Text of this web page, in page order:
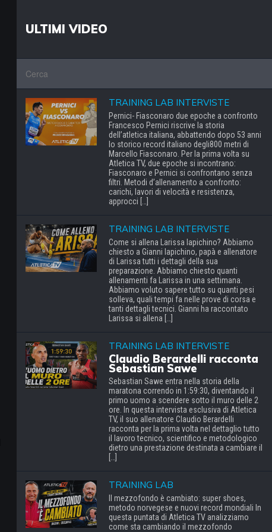
ULTIMI VIDEO
TRAINING LAB INTERVISTE
Pernici- Fiasconaro due epoche a confronto
Francesco Pernici riscrive la storia
dell’atletica italiana, abbattendo dopo 53 anni
lo storico record italiano degli800 metri di
Marcello Fiasconaro. Per la prima volta su
Atletica TV, due epoche si incontrano:
Fiasconaro e Pernici si confrontano senza
filtri. Metodi d’allenamento a confronto:
carichi, lavori di velocità e resistenza,
approcci […]
TRAINING LAB INTERVISTE
Come si allena Larissa Iapichino? Abbiamo
chiesto a Gianni Iapichino, papà e allenatore
di Larissa tutti i dettagli della sua
preparazione. Abbiamo chiesto quanti
allenamenti fa Larissa in una settimana.
Abbiamo voluto sapere tutto su quanti pesi
solleva, quali tempi fa nelle prove di corsa e
tanti dettagli tecnici. Gianni ha raccontato
Larissa si allena […]
TRAINING LAB INTERVISTE
Claudio Berardelli racconta
Sebastian Sawe
Sebastian Sawe entra nella storia della
maratona correndo in 1:59:30, diventando il
primo uomo a scendere sotto il muro delle 2
ore. In questa intervista esclusiva di Atletica
TV, il suo allenatore Claudio Berardelli
racconta per la prima volta nel dettaglio tutto
il lavoro tecnico, scientifico e metodologico
dietro una prestazione destinata a cambiare il
TRAINING LAB
Il mezzofondo è cambiato: super shoes,
metodo norvegese e nuovi record mondiali In
questa puntata di Atletica TV analizziamo
come sta cambiando il mezzofondo